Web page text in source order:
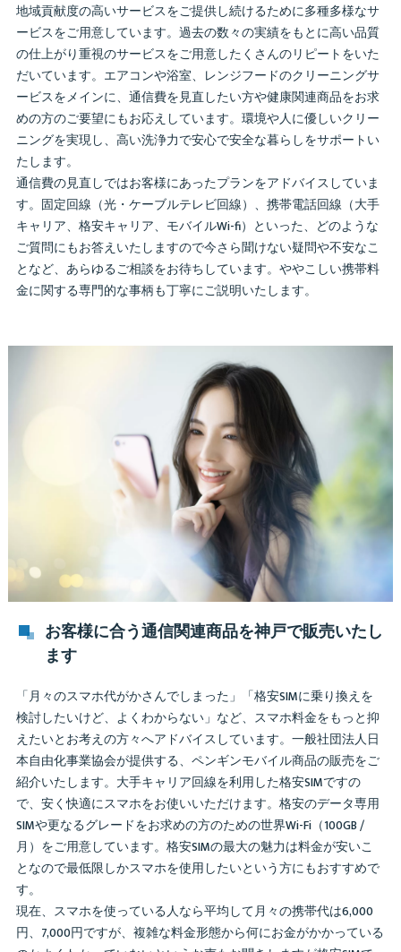
地域貢献度の高いサービスをご提供し続けるために多種多様なサ
ービスをご用意しています。過去の数々の実績をもとに高い品質
の仕上がり重視のサービスをご用意したくさんのリピートをいた
だいています。エアコンや浴室、レンジフードのクリーニングサ
ービスをメインに、通信費を見直したい方や健康関連商品をお求
めの方のご要望にもお応えしています。環境や人に優しいクリー
ニングを実現し、高い洗浄力で安心で安全な暮らしをサポートい
たします。
通信費の見直しではお客様にあったプランをアドバイスしていま
す。固定回線（光・ケーブルテレビ回線）、携帯電話回線（大手
キャリア、格安キャリア、モバイルWi-fi）といった、どのような
ご質問にもお答えいたしますので今さら聞けない疑問や不安なこ
となど、あらゆるご相談をお待ちしています。ややこしい携帯料
金に関する専門的な事柄も丁寧にご説明いたします。
お客様に合う通信関連商品を神戸で販売いたし
ます
「月々のスマホ代がかさんでしまった」「格安SIMに乗り換えを
検討したいけど、よくわからない」など、スマホ料金をもっと抑
えたいとお考えの方々へアドバイスしています。一般社団法人日
本自由化事業協会が提供する、ペンギンモバイル商品の販売をご
紹介いたします。大手キャリア回線を利用した格安SIMですの
で、安く快適にスマホをお使いいただけます。格安のデータ専用
SIMや更なるグレードをお求めの方のための世界Wi-Fi（100GB /
月）をご用意しています。格安SIMの最大の魅力は料金が安いこ
となので最低限しかスマホを使用したいという方にもおすすめで
す。
現在、スマホを使っている人なら平均して月々の携帯代は6,000
円、7,000円ですが、複雑な料金形態から何にお金がかかっている